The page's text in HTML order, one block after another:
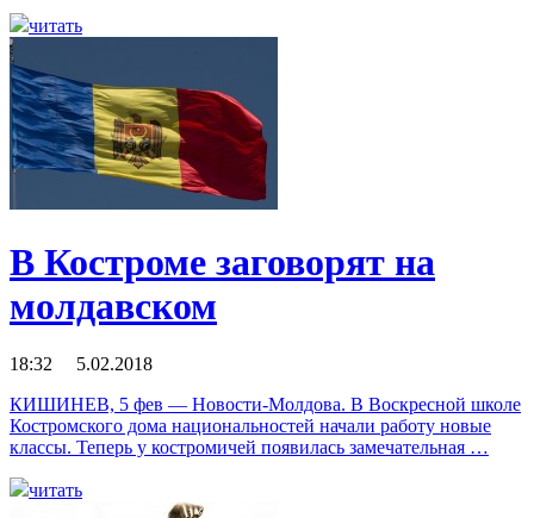
читать
В Костроме заговорят на
молдавском
18:32 5.02.2018
КИШИНЕВ, 5 фев — Новости-Молдова. В Воскресной школе
Костромского дома национальностей начали работу новые
классы. Теперь у костромичей появилась замечательная …
читать